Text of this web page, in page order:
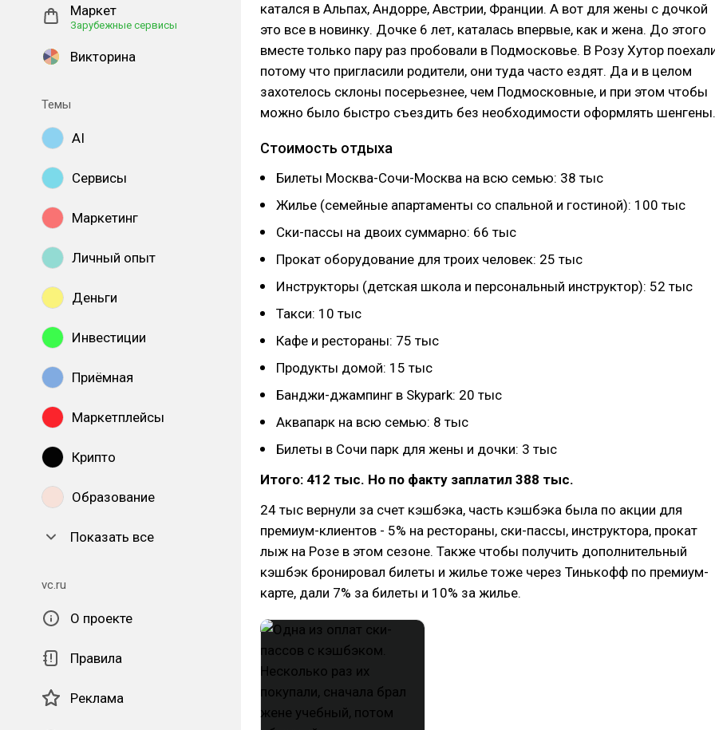
Маркет
Зарубежные сервисы
Викторина
Темы
AI
Сервисы
Маркетинг
Личный опыт
Деньги
Инвестиции
Приёмная
Маркетплейсы
Крипто
Образование
Показать все
vc.ru
О проекте
Правила
Реклама
катался в Альпах, Андорре, Австрии, Франции. А вот для жены с дочкой
это все в новинку. Дочке 6 лет, каталась впервые, как и жена. До этого
вместе только пару раз пробовали в Подмосковье. В Розу Хутор
потому что пригласили родители, они туда часто ездят. Да и в целом
захотелось склоны посерьезнее, чем Подмосковные, и при этом чтобы
можно было быстро съездить без необходимости оформлять шенгены.
Стоимость отдыха
Билеты Москва-Сочи-Москва на всю семью: 38 тыс
Жилье (семейные апартаменты со спальной и гостиной): 100 тыс
Ски-пассы на двоих суммарно: 66 тыс
Прокат оборудование для троих человек: 25 тыс
Инструкторы (детская школа и персональный инструктор): 52 тыс
Такси: 10 тыс
Кафе и рестораны: 75 тыс
Продукты домой: 15 тыс
Банджи-джампинг в Skypark: 20 тыс
Аквапарк на всю семью: 8 тыс
Билеты в Сочи парк для жены и дочки: 3 тыс
Итого: 412 тыс. Но по факту заплатил 388 тыс.
24 тыс вернули за счет кэшбэка, часть кэшбэка была по акции для
премиум-клиентов - 5% на рестораны, ски-пассы, инструктора, прокат
лыж на Розе в этом сезоне. Также чтобы получить дополнительный
кэшбэк бронировал билеты и жилье тоже через Тинькофф по премиум-
карте, дали 7% за билеты и 10% за жилье.